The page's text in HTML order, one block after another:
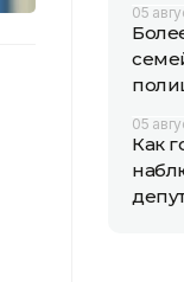
05
05
Как